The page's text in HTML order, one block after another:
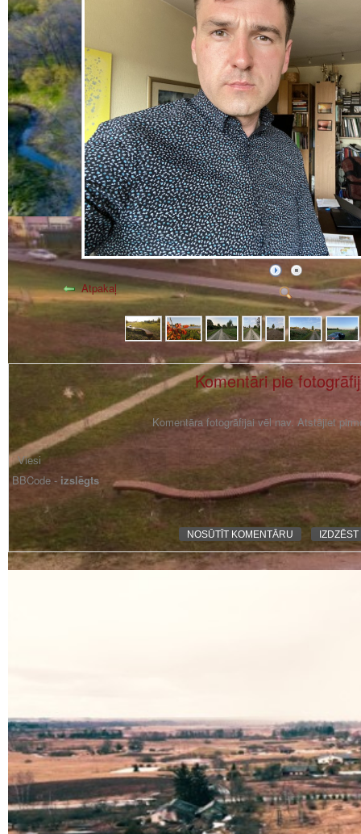
Atpakaļ
Komentāri pie
Komentāra fotogrāfijai vēl nav. Atstājiet
BBCode - izslēgts